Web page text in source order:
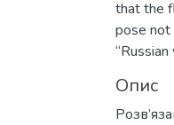
that the
pose not
Опис